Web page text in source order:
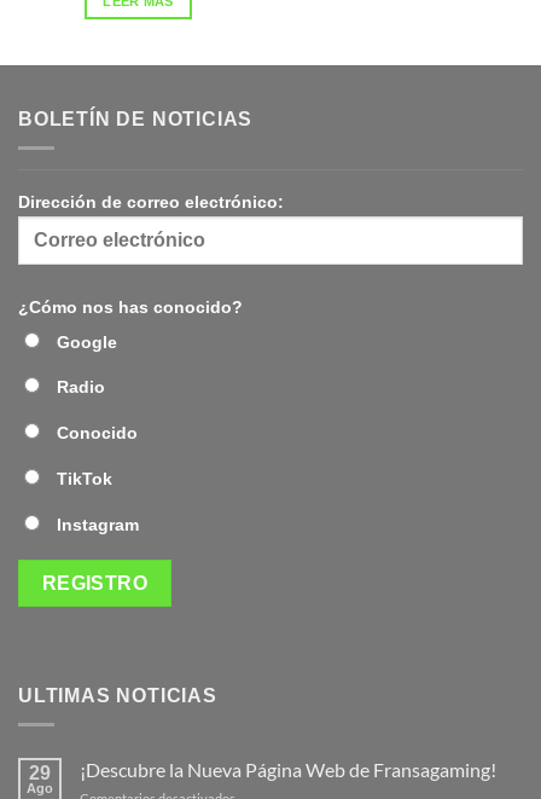
BOLETÍN DE NOTICIAS
Dirección de correo electrónico:
¿Cómo nos has conocido?
Google
Radio
Conocido
TikTok
Instagram
ULTIMAS NOTICIAS
29
Ago
¡Descubre la Nueva Página Web de Fransagaming!